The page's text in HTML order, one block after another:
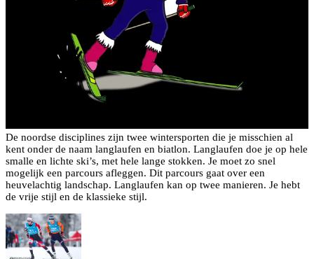
De noordse disciplines zijn twee wintersporten die je misschien al
kent onder de naam langlaufen en biatlon. Langlaufen doe je op hele
smalle en lichte ski’s, met hele lange stokken. Je moet zo snel
mogelijk een parcours afleggen. Dit parcours gaat over een
heuvelachtig landschap. Langlaufen kan op twee manieren. Je hebt
de vrije stijl en de klassieke stijl.